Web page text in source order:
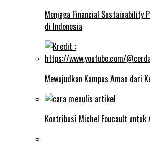
Menjaga Financial Sustainability
di Indonesia
Mewujudkan Kampus Aman dari
Kontribusi Michel Foucault untuk